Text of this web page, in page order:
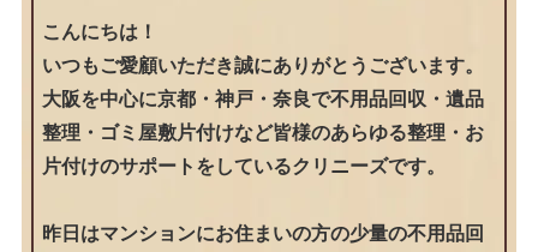
こんにちは！
いつもご愛顧いただき誠にありがとうございます。
大阪を中心に京都・神戸・奈良で不用品回収・遺品
整理・ゴミ屋敷片付けなど皆様のあらゆる整理・お
片付けのサポートをしているクリニーズです。
昨日はマンションにお住まいの方の少量の不用品回